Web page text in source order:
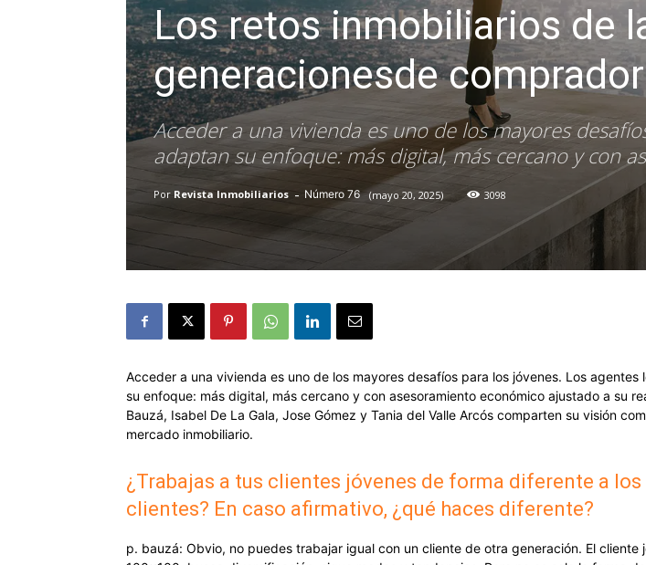
Los retos inmobiliarios de
generacionesde
Acceder a una vivienda es uno de los mayores
adaptan su enfoque: más digital, más cercano y con
Por Revista Inmobiliarios - 76 mayo 20, 2025 3098
Acceder a una vivienda es uno de los mayores desafíos para los jóvenes. Los agentes
su enfoque: más digital, más cercano y con asesoramiento económico ajustado a su
Bauzá, Isabel De La Gala, Jose Gómez y Tania del Valle Arcós comparten su visión
mercado inmobiliario.
¿Trabajas a tus clientes jóvenes de forma diferente a
clientes? En caso afirmativo, ¿qué haces diferente?
p. bauzá: Obvio, no puedes trabajar igual con un cliente de otra generación. El cliente